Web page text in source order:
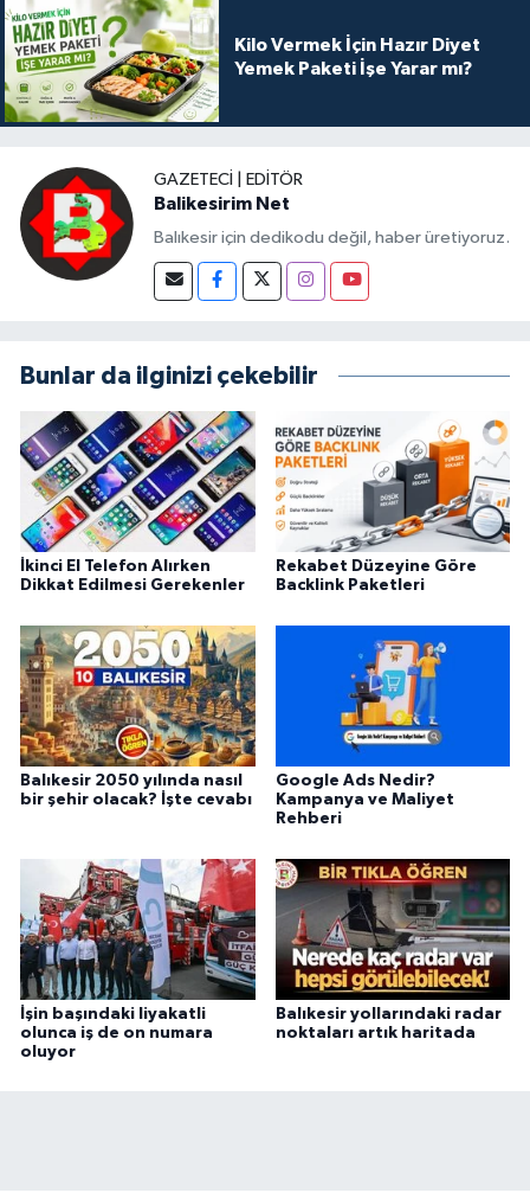
Kilo Vermek İçin Hazır Diyet
Yemek Paketi İşe Yarar mı?
GAZETECI | EDITÖR
Balikesirim Net
Balıkesir için dedikodu değil, haber üretiyoruz.
Bunlar da ilginizi çekebilir
İkinci El Telefon Alırken
Dikkat Edilmesi Gerekenler
Rekabet Düzeyine Göre
Backlink Paketleri
Balıkesir 2050 yılında nasıl
bir şehir olacak? İşte cevabı
Google Ads Nedir?
Kampanya ve Maliyet
Rehberi
İşin başındaki liyakatli
olunca iş de on numara
oluyor
Balıkesir yollarındaki radar
noktaları artık haritada